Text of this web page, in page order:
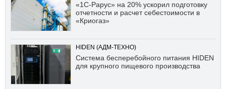
«1С-Рарус» на 20% ускорил подготовку
отчетности и расчет себестоимости в
«Криогаз»
HIDEN (АДМ-ТЕХНО)
Система бесперебойного питания HIDEN
для крупного пищевого производства